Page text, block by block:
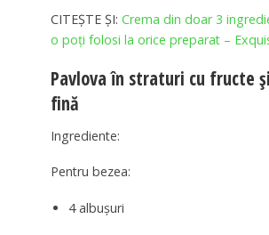
CITEȘTE ȘI: Crema din doar 3
o poți folosi la orice preparat –
Pavlova în straturi cu fructe
fină
Ingrediente:
Pentru bezea:
4 albușuri